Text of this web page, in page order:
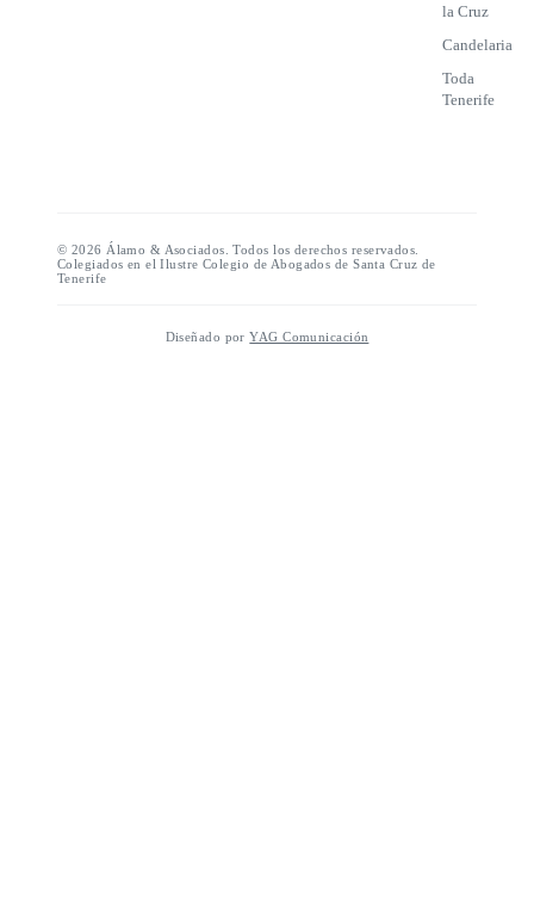
la Cruz
Candelaria
Toda
Tenerife
© 2026 Álamo & Asociados. Todos los derechos reservados.
Colegiados en el Ilustre Colegio de Abogados de Santa Cruz de
Tenerife
Diseñado por YAG Comunicación